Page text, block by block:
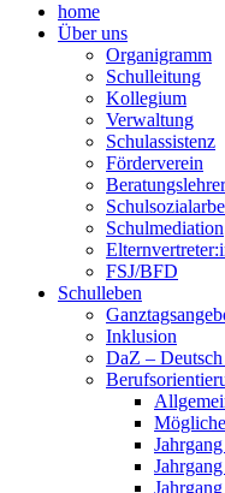
home
Über uns
Organigramm
Schulleitung
Kollegium
Verwaltung
Schulassistenz
Förderverein
Schulmediation
FSJ/BFD
Schulleben
Inklusion
DaZ –